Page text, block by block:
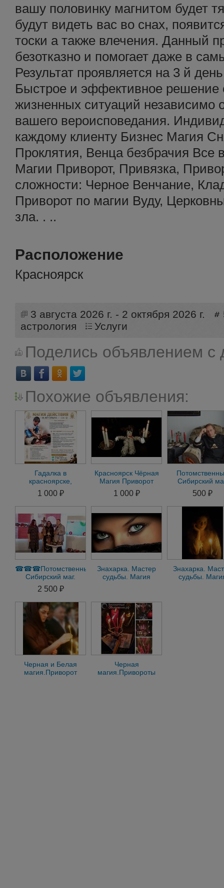
вашу половинку магнитом будет
будут видеть вас во снах,
тоски а также влечения. Данный
безотказно и помогает даже в
Результат проявляется на 3 й
Быстрое и эффективное
жизненных ситуаций независимо
вашего вероисповедания.
каждому клиенту Бизнес Магия
Проклятия, Венца безбрачия Все
Магии Приворот, Привязка,
сложности: Черное Венчание,
Приворот по магии Вуду,
зла. . ..
Расположение
Красноярск
3 августа 2026 г. - 2 октября 2026 г.
астрология
Услуги
Поделись объявлением с
Похожие объявления:
Гадалка в
красноярске,
предсказание
судьбы, любовная
магия, приворот
1 000 ₽
Красноярск Чёрная
Магия Приворот
через
Жертвоприношение
Гарантия
1 000 ₽
Сибирский
Помощь
Приворот
500 ₽
☎☎☎Потомственный
Сибирский маг.
☎☎☎Помощь
магии. Приворот.
2 500 ₽
Знахарка. Мастер
судьбы. Магия
Знахарка.
судьбы.
Черная и Белая
магия.Приворот
Черная
магия.Привороты